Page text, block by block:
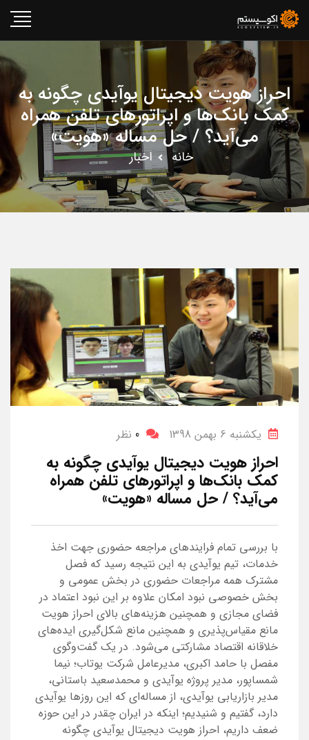
احراز هویت دیجیتال یوآیدی چگونه به
کمک بانک‌ها و اپراتورهای تلفن همراه
می‌آید؟ / حل مساله «هویت»
خانه اخبار
یکشنبه 6 بهمن 1398 0 نظر
احراز هویت دیجیتال یوآیدی چگونه به
کمک بانک‌ها و اپراتورهای تلفن همراه
می‌آید؟ / حل مساله «هویت»
با بررسی تمام فرایندهای مراجعه حضوری جهت اخذ
خدمات، تیم یوآیدی به این نتیجه رسید که فصل
مشترک همه مراجعات حضوری در بخش عمومی و
بخش خصوصی نبود امکان علاوه بر این نبود اعتماد در
فضای مجازی و همچنین هزینه‌های بالای احراز هویت
مانع مقیاس‌پذیری و همچنین مانع شکل‌گیری ایده‌های
خلاقانه اقتصاد مشارکتی می‌شود. در یک گفت‌وگوی
مفصل با حامد اکبری، مدیرعامل شرکت یوتاب؛ نیما
شمساپور، مدیر پروژه یوآیدی و محمدسعید باستانی،
مدیر بازاریابی یوآیدی، از مساله‌ای که این روزها یوآیدی
دارد، گفتیم و شنیدیم؛ اینکه در ایران چقدر در این حوزه
ضعف داریم، احراز هویت دیجیتال یوآیدی چگونه